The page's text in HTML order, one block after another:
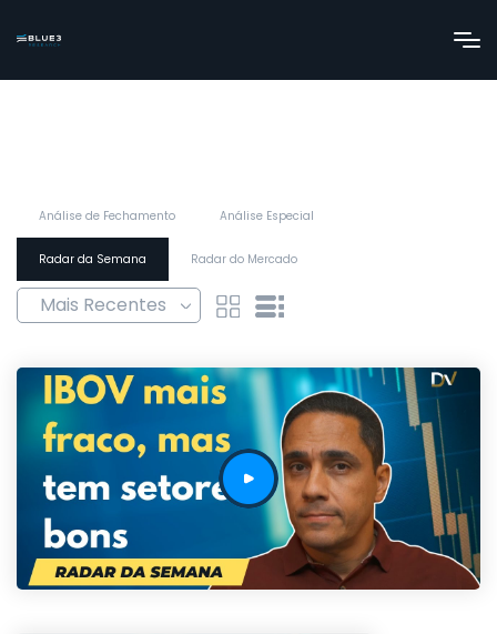
Análise de Fechamento Análise Especial
Radar da Semana Radar do Mercado